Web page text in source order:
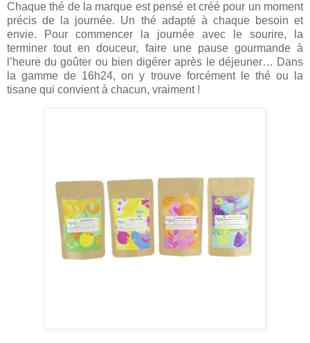
Chaque thé de la marque est pensé et créé pour un moment
précis de la journée. Un thé adapté à chaque besoin et
envie. Pour commencer la journée avec le sourire, la
terminer tout en douceur, faire une pause gourmande à
l’heure du goûter ou bien digérer après le déjeuner… Dans
la gamme de 16h24, on y trouve forcément le thé ou la
tisane qui convient à chacun, vraiment !